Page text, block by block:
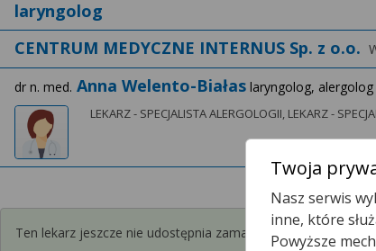
CENTRUM MEDYCZNE INTERNUS Sp. z o.o.
dr n. med. Anna Welento-Białas laryngolog, alergolog
LEKARZ - SPECJALISTA ALERGOLOGII, LEKARZ -
Ten lekarz jeszcze nie udostępnia zamawiania recept przez
Twoja
Nasz serwis
inne, które
Powyższe